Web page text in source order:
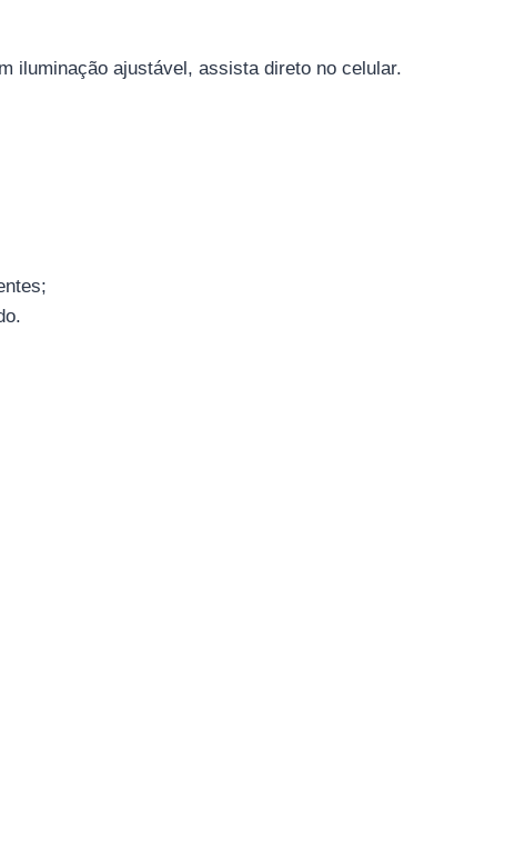
iluminação ajustável, assista direto no celular.